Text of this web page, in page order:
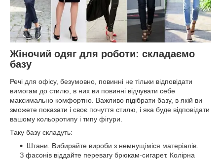
Жіночий одяг для роботи: складаємо
базу
Речі для офісу, безумовно, повинні не тільки відповідати
вимогам до стилю, в них ви повинні відчувати себе
максимально комфортно. Важливо підібрати базу, в якій ви
зможете показати і своє почуття стилю, і яка буде відповідати
вашому кольоротипу і типу фігури.
Таку базу складуть:
Штани. Вибирайте вироби з немнущіміся матеріалів.
З фасонів віддайте перевагу брюкам-сигарет. Колірна